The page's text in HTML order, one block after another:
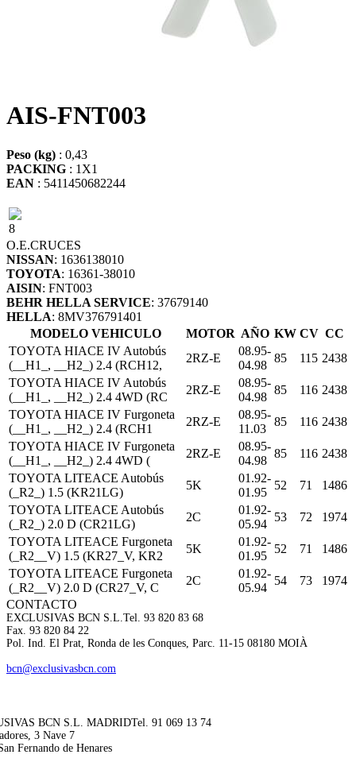
AIS-FNT003
Peso (kg) : 0,43
PACKING : 1X1
EAN : 5411450682244
8
O.E.CRUCES
NISSAN: 1636138010
TOYOTA: 16361-38010
AISIN: FNT003
BEHR HELLA SERVICE: 37679140
HELLA: 8MV376791401
MODELO VEHICULO
MOTOR AÑO KW CV CC
TOYOTA HIACE IV Autobús
(__H1_, __H2_) 2.4 (RCH12,
2RZ-E
08.95-
04.98
85 115 2438
TOYOTA HIACE IV Autobús
(__H1_, __H2_) 2.4 4WD (RC
2RZ-E
08.95-
04.98
85 116 2438
TOYOTA HIACE IV Furgoneta
(__H1_, __H2_) 2.4 (RCH1
2RZ-E
08.95-
11.03
85 116 2438
TOYOTA HIACE IV Furgoneta
(__H1_, __H2_) 2.4 4WD (
2RZ-E
08.95-
04.98
85 116 2438
TOYOTA LITEACE Autobús
(_R2_) 1.5 (KR21LG)
5K
01.92-
01.95
52 71
1486
TOYOTA LITEACE Autobús
(_R2_) 2.0 D (CR21LG)
2C
01.92-
05.94
53 72
1974
TOYOTA LITEACE Furgoneta
(_R2__V) 1.5 (KR27_V, KR2
5K
01.92-
01.95
52 71
1486
TOYOTA LITEACE Furgoneta
(_R2__V) 2.0 D (CR27_V, C
2C
01.92-
05.94
54 73
1974
CONTACTO
EXCLUSIVAS BCN S.L. Tel. 93 820 83 68
Fax. 93 820 84 22
Pol. Ind. El Prat, Ronda de les Conques, Parc. 11-15 08180 MOIÀ
bcn@exclusivasbcn.com
BCN S.L. MADRIDTel. 91 069 13 74
3 Nave 7
Fernando de Henares